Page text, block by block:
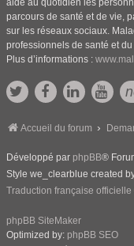
aide au quotidien les
parcours de santé et de vie,
sur les réseaux sociaux.
professionnels de santé et
Plus d’informations :
Accueil du forum
Développé par phpBB®
Style we_clearblue created
Traduction française officielle
phpBB SiteMaker
Optimized by: phpBB SEO